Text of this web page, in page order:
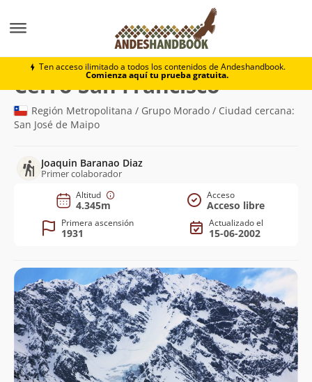
Ten acceso ilimitado a todos los contenidos de Andeshandbook.
Comienza aquí tu prueba gratuita.
Cerro San Francisco
Cerro San Francisco(4.345m)
Región Metropolitana / Grupo Morado / Ciudad cercana:
San José de Maipo
Joaquin Baranao Diaz
Primer colaborador
Altitud
4.345m
Acceso
Acceso libre
Primera ascensión
1931
Actualizado el
15-06-2002